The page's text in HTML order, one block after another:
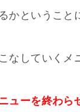
ということ
なしていくメ
ューを終わら